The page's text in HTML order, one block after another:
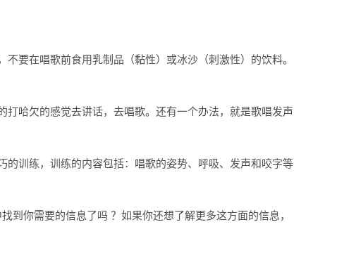
要在唱歌前食用乳制品（黏性）或冰沙（刺激性）的饮料。
哈欠的感觉去讲话，去唱歌。还有一个办法，就是歌唱发声
训练，训练的内容包括：唱歌的姿势、呼吸、发声和咬字等
你需要的信息了吗 ？如果你还想了解更多这方面的信息，